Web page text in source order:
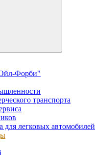
Форби"
транспорта
для легковых автомобилей